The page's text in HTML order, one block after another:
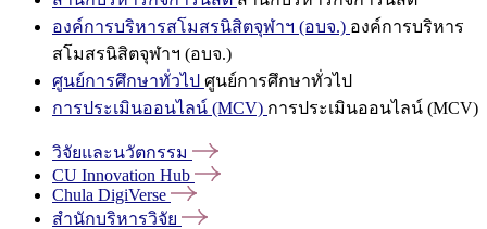
องค์การบริหารสโมสรนิสิตจุฬาฯ (อบจ.) องค์การบริหาร
สโมสรนิสิตจุฬาฯ (อบจ.)
ศูนย์การศึกษาทั่วไป ศูนย์การศึกษาทั่วไป
การประเมินออนไลน์ (MCV) การประเมินออนไลน์ (MCV)
วิจัยและนวัตกรรม
CU Innovation Hub
Chula DigiVerse
สำนักบริหารวิจัย